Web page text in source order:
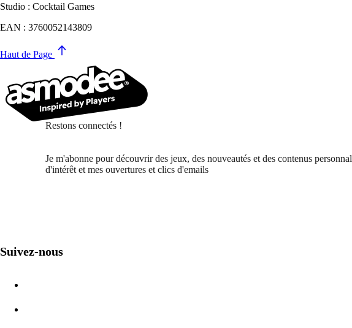
Studio : Cocktail Games
EAN : 3760052143809
Haut de Page
Restons connectés !
Je m'abonne pour découvrir des jeux, des nouveautés et des contenus
d'intérêt et mes ouvertures et clics d'emails
Suivez-nous